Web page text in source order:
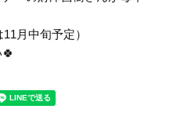
月中旬予定）